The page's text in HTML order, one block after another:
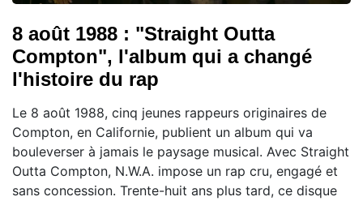
8 août 1988 : "Straight Outta
Compton", l'album qui a changé
l'histoire du rap
Le 8 août 1988, cinq jeunes rappeurs originaires de
Compton, en Californie, publient un album qui va
bouleverser à jamais le paysage musical. Avec Straight
Outta Compton, N.W.A. impose un rap cru, engagé et
sans concession. Trente-huit ans plus tard, ce disque